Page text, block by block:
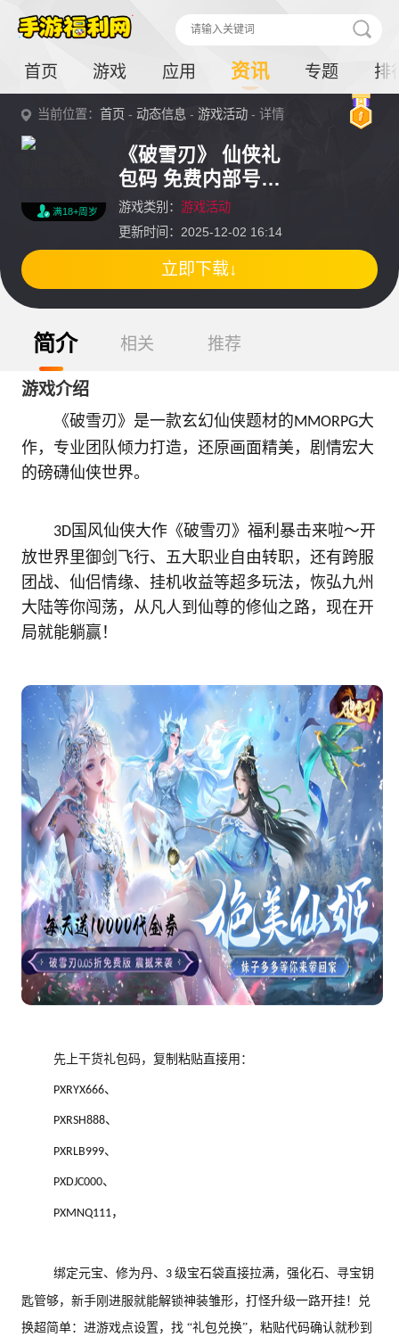
首页 游戏 应用 资讯 专题 排
当前位置：首页 -动态信息 -游戏活动 - 详情
满18+周岁
《破雪刃》 仙侠礼
包码 免费内部号获
取
游戏类别： 游戏活动
更新时间：2025-12-02 16:14
立即下载↓
简介 相关 推荐
游戏介绍
《破雪刃》是一款玄幻仙侠题材的MMORPG大
作，专业团队倾力打造，还原画面精美，剧情宏大
的磅礴仙侠世界。
3D国风仙侠大作《破雪刃》福利暴击来啦～开
放世界里御剑飞行、五大职业自由转职，还有跨服
团战、仙侣情缘、挂机收益等超多玩法，恢弘九州
大陆等你闯荡，从凡人到仙尊的修仙之路，现在开
局就能躺赢！
先上干货礼包码，复制粘贴直接用：
PXRYX666、
PXRSH888、
PXRLB999、
PXDJC000、
PXMNQ111，
绑定元宝、修为丹、 3 级宝石袋直接拉满，强化石、寻宝钥
匙管够，新手刚进服就能解锁神装雏形，打怪升级一路开挂！兑
换超简单：进游戏点设置，找 “礼包兑换”，粘贴代码确认就秒到